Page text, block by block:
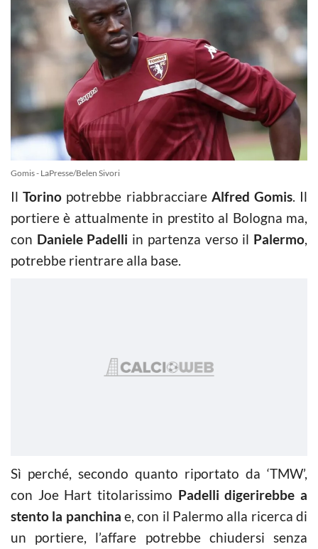
Gomis - LaPresse/Belen Sivori
IlTorino potrebbe riabbracciare Alfred Gomis. Il
portiere è attualmente in prestito al Bologna ma,
con Daniele Padelli in partenza verso il Palermo,
potrebbe rientrare alla base.
Sì perché, secondo quanto riportato da ‘TMW’,
con Joe Hart titolarissimo Padelli digerirebbe a
stento la panchina e, con il Palermo alla ricerca di
un portiere, l’affare potrebbe chiudersi senza